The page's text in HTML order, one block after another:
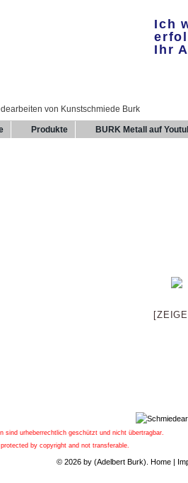
Ich
Ihr
Produkte BURK Metall auf
sind urheberrechtlich geschützt und nicht übertragbar.
by copyright and not transferable.
© 2026 by (Adelbert Burk). Home|